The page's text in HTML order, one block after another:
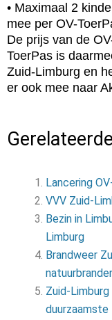
• Maximaal 2
mee per OV-
De prijs van de
ToerPas is
Zuid-Limburg en
er ook mee naar
Lancering
VVV Zuid-
Bezin in
Limburg
Brandweer
Zuid-